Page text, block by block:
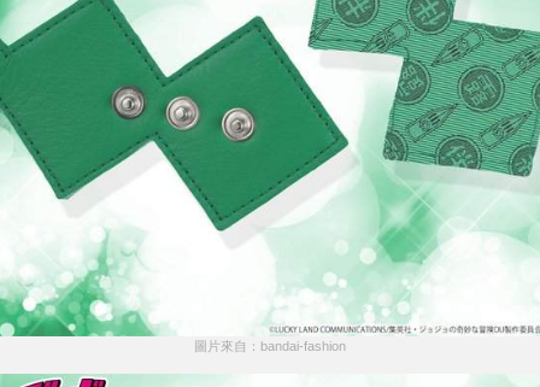
圖片來自：bandai-fashion